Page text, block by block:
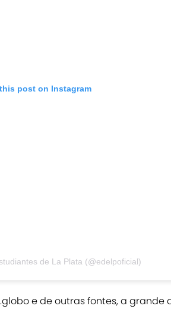
post on Instagram
de La Plata (@edelpoficial)
e de outras fontes, a grande